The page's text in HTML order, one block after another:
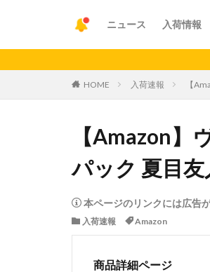
ニュース 入荷情報
HOME 入荷速報 【
【Amazon
パック 夏目友
本ページのリンクには広告
入荷速報 Amazon
商品詳細ページ